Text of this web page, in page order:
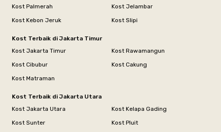
Kost Palmerah
Kost Jelambar
Kost Kebon Jeruk
Kost Slipi
Kost Terbaik di Jakarta Timur
Kost Jakarta Timur
Kost Rawamangun
Kost Cibubur
Kost Cakung
Kost Matraman
Kost Terbaik di Jakarta Utara
Kost Jakarta Utara
Kost Kelapa Gading
Kost Sunter
Kost Pluit